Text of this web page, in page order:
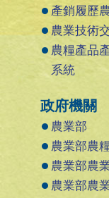
產銷履歷
農業技術
農糧產品
系統
政府機關
農業部
農業部農
農業部農
農業部農